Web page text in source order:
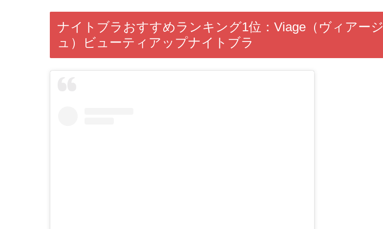
ナイトブラおすすめランキング1位：Viage（ヴィアージ
ュ）ビューティアップナイトブラ